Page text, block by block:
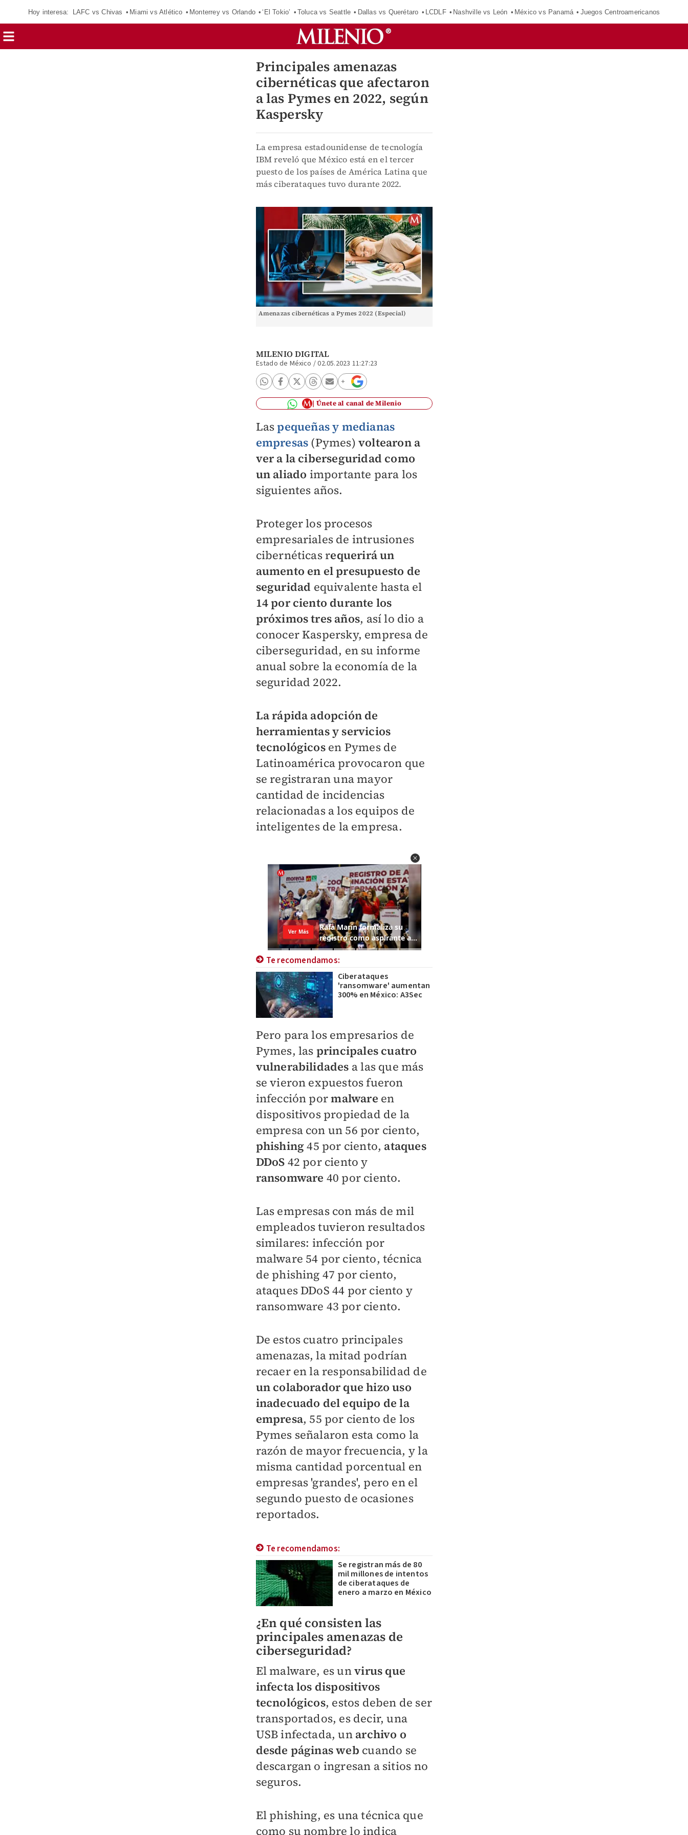
Hoy interesa: LAFC vs Chivas Miami vs Atlético Monterrey vs Orlando ‘El Tokio’ Toluca vs Seattle Dallas vs Querétaro LCDLF Nashville vs León México vs Panamá Juegos Centroamericanos
Principales amenazas
cibernéticas que afectaron
a las Pymes en 2022, según
Kaspersky
La empresa estadounidense de tecnología
IBM reveló que México está en el tercer
puesto de los países de América Latina que
más ciberataques tuvo durante 2022.
Amenazas cibernéticas a Pymes 2022 (Especial)
MILENIO DIGITAL
Estado de México /02.05.2023 11:27:23
Únete al canal de Milenio
Laspequeñas y medianas
empresas (Pymes) voltearon a
ver a la ciberseguridad como
un aliado importante para los
siguientes años.
Proteger los procesos
empresariales de intrusiones
cibernéticas requerirá un
aumento en el presupuesto de
seguridad equivalente hasta el
14 por ciento durante los
próximos tres años, así lo dio a
conocer Kaspersky, empresa de
ciberseguridad, en su informe
anual sobre la economía de la
seguridad 2022.
La rápida adopción de
herramientas y servicios
tecnológicosen Pymes de
Latinoamérica provocaron que
se registraran una mayor
cantidad de incidencias
relacionadas a los equipos de
inteligentes de la empresa.
Te recomendamos:
Ciberataques
'ransomware' aumentan
300% en México: A3Sec
Pero para los empresarios de
Pymes, las principales cuatro
vulnerabilidades a las que más
se vieron expuestos fueron
infección pormalware en
dispositivos propiedad de la
empresa con un 56 por ciento,
phishing 45 por ciento, ataques
DDoS 42 por ciento y
ransomware 40 por ciento.
Las empresas con más de mil
empleados tuvieron resultados
similares: infección por
malware 54 por ciento, técnica
de phishing 47 por ciento,
ataques DDoS 44 por ciento y
ransomware 43 por ciento.
De estos cuatro principales
amenazas, la mitad podrían
recaer en la responsabilidad de
un colaborador que hizo uso
inadecuado del equipo de la
empresa, 55 por ciento de los
Pymes señalaron esta como la
razón de mayor frecuencia, y la
misma cantidad porcentual en
empresas 'grandes', pero en el
segundo puesto de ocasiones
reportados.
Te recomendamos:
Se registran más de 80
mil millones de intentos
de ciberataques de
enero a marzo en México
¿En qué consisten las
principales amenazas de
ciberseguridad?
El malware, es unvirus que
infecta los dispositivos
tecnológicos, estos deben de ser
transportados, es decir, una
USB infectada, un archivo o
desde páginas web cuando se
descargan o ingresan a sitios no
seguros.
El phishing, es una técnica que
como su nombre lo indica